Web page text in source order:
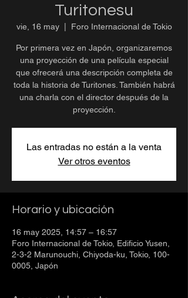
Turitonesu
vie, 16 may
  |
Foro Internacional de Tokio
Por primera vez en Japón, organizaremos
una proyección de una película especial
que ofrecerá una descripción completa de
toda la historia de Turitones. También habrá
una charla con el director después de la
proyección.
Las entradas no están a la venta
Ver otros eventos
Horario y ubicación
16 may 2025, 14:57 – 16:57
Foro Internacional de Tokio, Edificio Yusen,
2-3-2 Marunouchi, Chiyoda-ku, Tokio, 100-
0005, Japón